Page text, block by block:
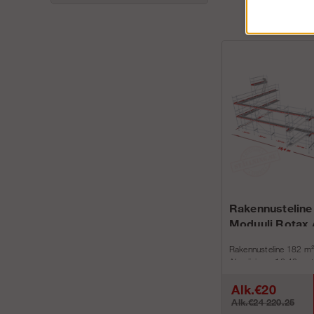
Rakennusteline
Moduuli Rotax
Rakennusteline 182
Alumiinin on 18,42
Alk.€20
Alk.€24 220.25